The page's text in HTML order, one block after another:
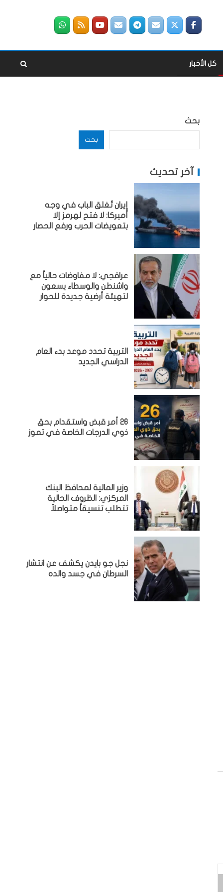
كل الأخبار
بحث
بحث
آخر تحديث
إيران تُغلق الباب في وجه
أميركا: لا فتح لهرمز إلا
بتعويضات الحرب ورفع الحصار
عراقجي: لا مفاوضات حالياً مع
واشنطن والوسطاء يسعون
لتهيئة أرضية جديدة للحوار
التربية تحدد موعد بدء العام
الدراسي الجديد
26 أمر قبض واستقدام بحق
ذوي الدرجات الخاصة في تموز
وزير المالية لمحافظ البنك
المركزي: الظروف الحالية
تتطلب تنسيقاً متواصلاً
نجل جو بايدن يكشف عن انتشار
السرطان في جسد والده